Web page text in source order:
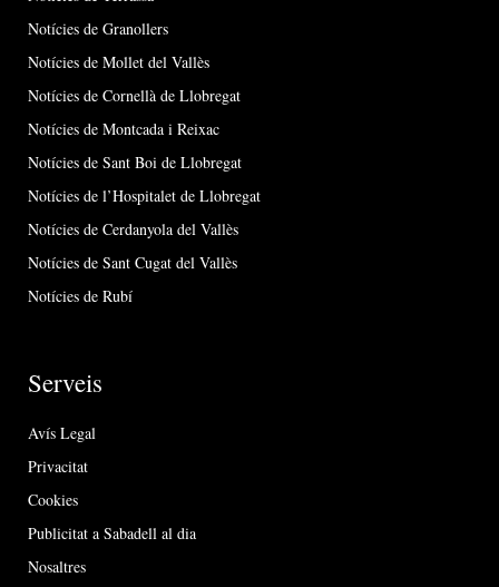
Notícies de Granollers
Notícies de Mollet del Vallès
Notícies de Cornellà de Llobregat
Notícies de Montcada i Reixac
Notícies de Sant Boi de Llobregat
Notícies de l’Hospitalet de Llobregat
Notícies de Cerdanyola del Vallès
Notícies de Sant Cugat del Vallès
Notícies de Rubí
Serveis
Avís Legal
Privacitat
Cookies
Publicitat a Sabadell al dia
Nosaltres